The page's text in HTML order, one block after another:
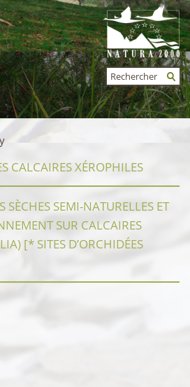
FORMULAIRE
DE
RECHERCHE
Rechercher
CALCAIRES XÉROPHILES
SÈCHES SEMI-NATURELLES ET
SUR CALCAIRES
[* SITES D’ORCHIDÉES